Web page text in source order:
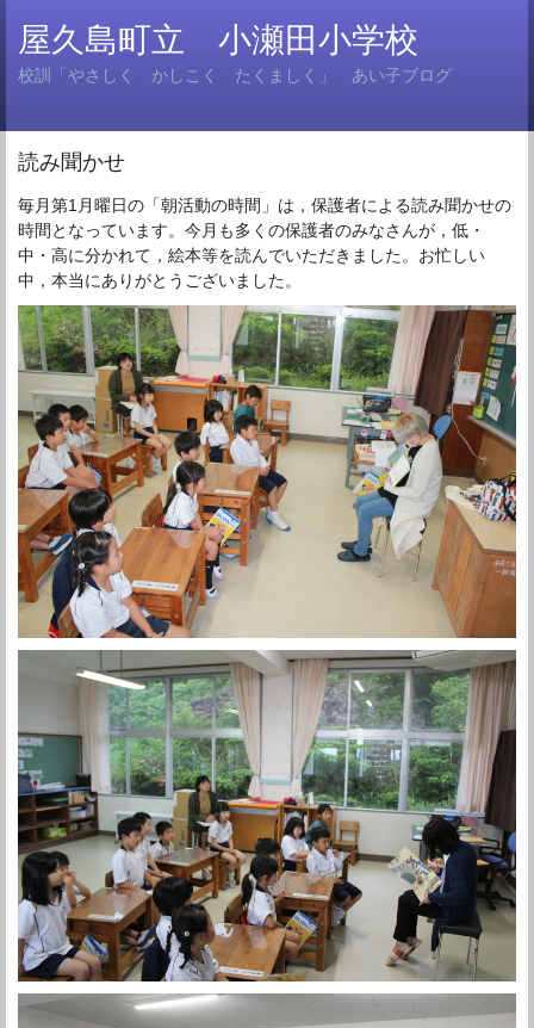
屋久島町立 小瀬田小学校
校訓「やさしく かしこく たくましく」 あい子ブログ
読み聞かせ
毎月第1月曜日の「朝活動の時間」は，保護者による読み聞かせの
時間となっています。今月も多くの保護者のみなさんが，低・
中・高に分かれて，絵本等を読んでいただきました。お忙しい
中，本当にありがとうございました。